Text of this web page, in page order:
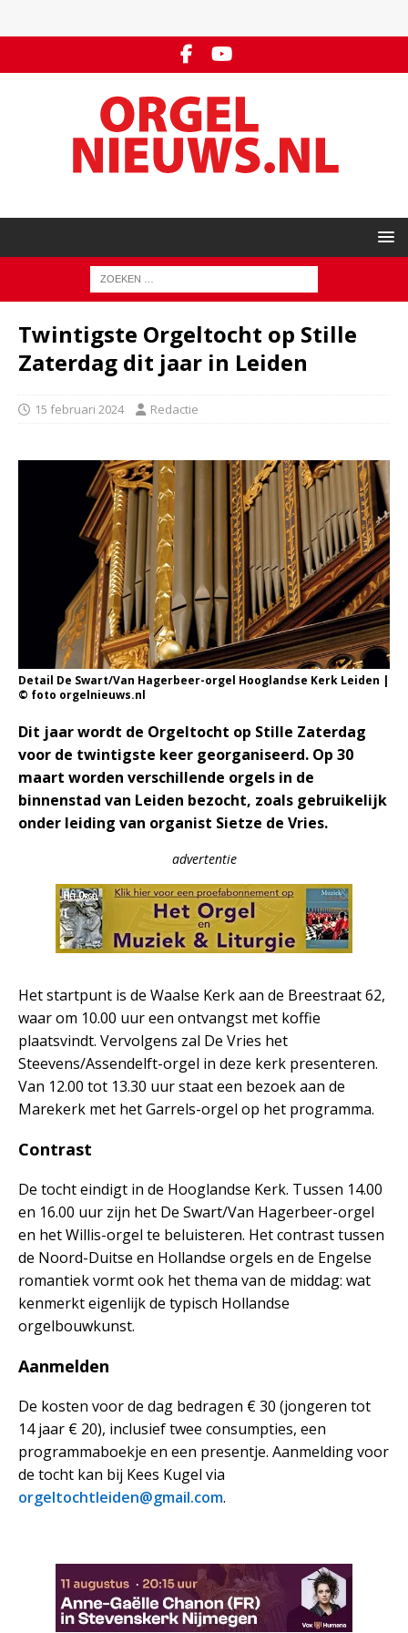
Twintigste Orgeltocht op Stille
Zaterdag dit jaar in Leiden
15 februari 2024 Redactie
Detail De Swart/Van Hagerbeer-orgel Hooglandse Kerk Leiden |
© foto orgelnieuws.nl
Dit jaar wordt de Orgeltocht op Stille Zaterdag
voor de twintigste keer georganiseerd. Op 30
maart worden verschillende orgels in de
binnenstad van Leiden bezocht, zoals gebruikelijk
onder leiding van organist Sietze de Vries.
advertentie
Het startpunt is de Waalse Kerk aan de Breestraat 62,
waar om 10.00 uur een ontvangst met koffie
plaatsvindt. Vervolgens zal De Vries het
Steevens/Assendelft-orgel in deze kerk presenteren.
Van 12.00 tot 13.30 uur staat een bezoek aan de
Marekerk met het Garrels-orgel op het programma.
Contrast
De tocht eindigt in de Hooglandse Kerk. Tussen 14.00
en 16.00 uur zijn het De Swart/Van Hagerbeer-orgel
en het Willis-orgel te beluisteren. Het contrast tussen
de Noord-Duitse en Hollandse orgels en de Engelse
romantiek vormt ook het thema van de middag: wat
kenmerkt eigenlijk de typisch Hollandse
orgelbouwkunst.
Aanmelden
De kosten voor de dag bedragen € 30 (jongeren tot
14 jaar € 20), inclusief twee consumpties, een
programmaboekje en een presentje. Aanmelding voor
de tocht kan bij Kees Kugel via
orgeltochtleiden@gmail.com.